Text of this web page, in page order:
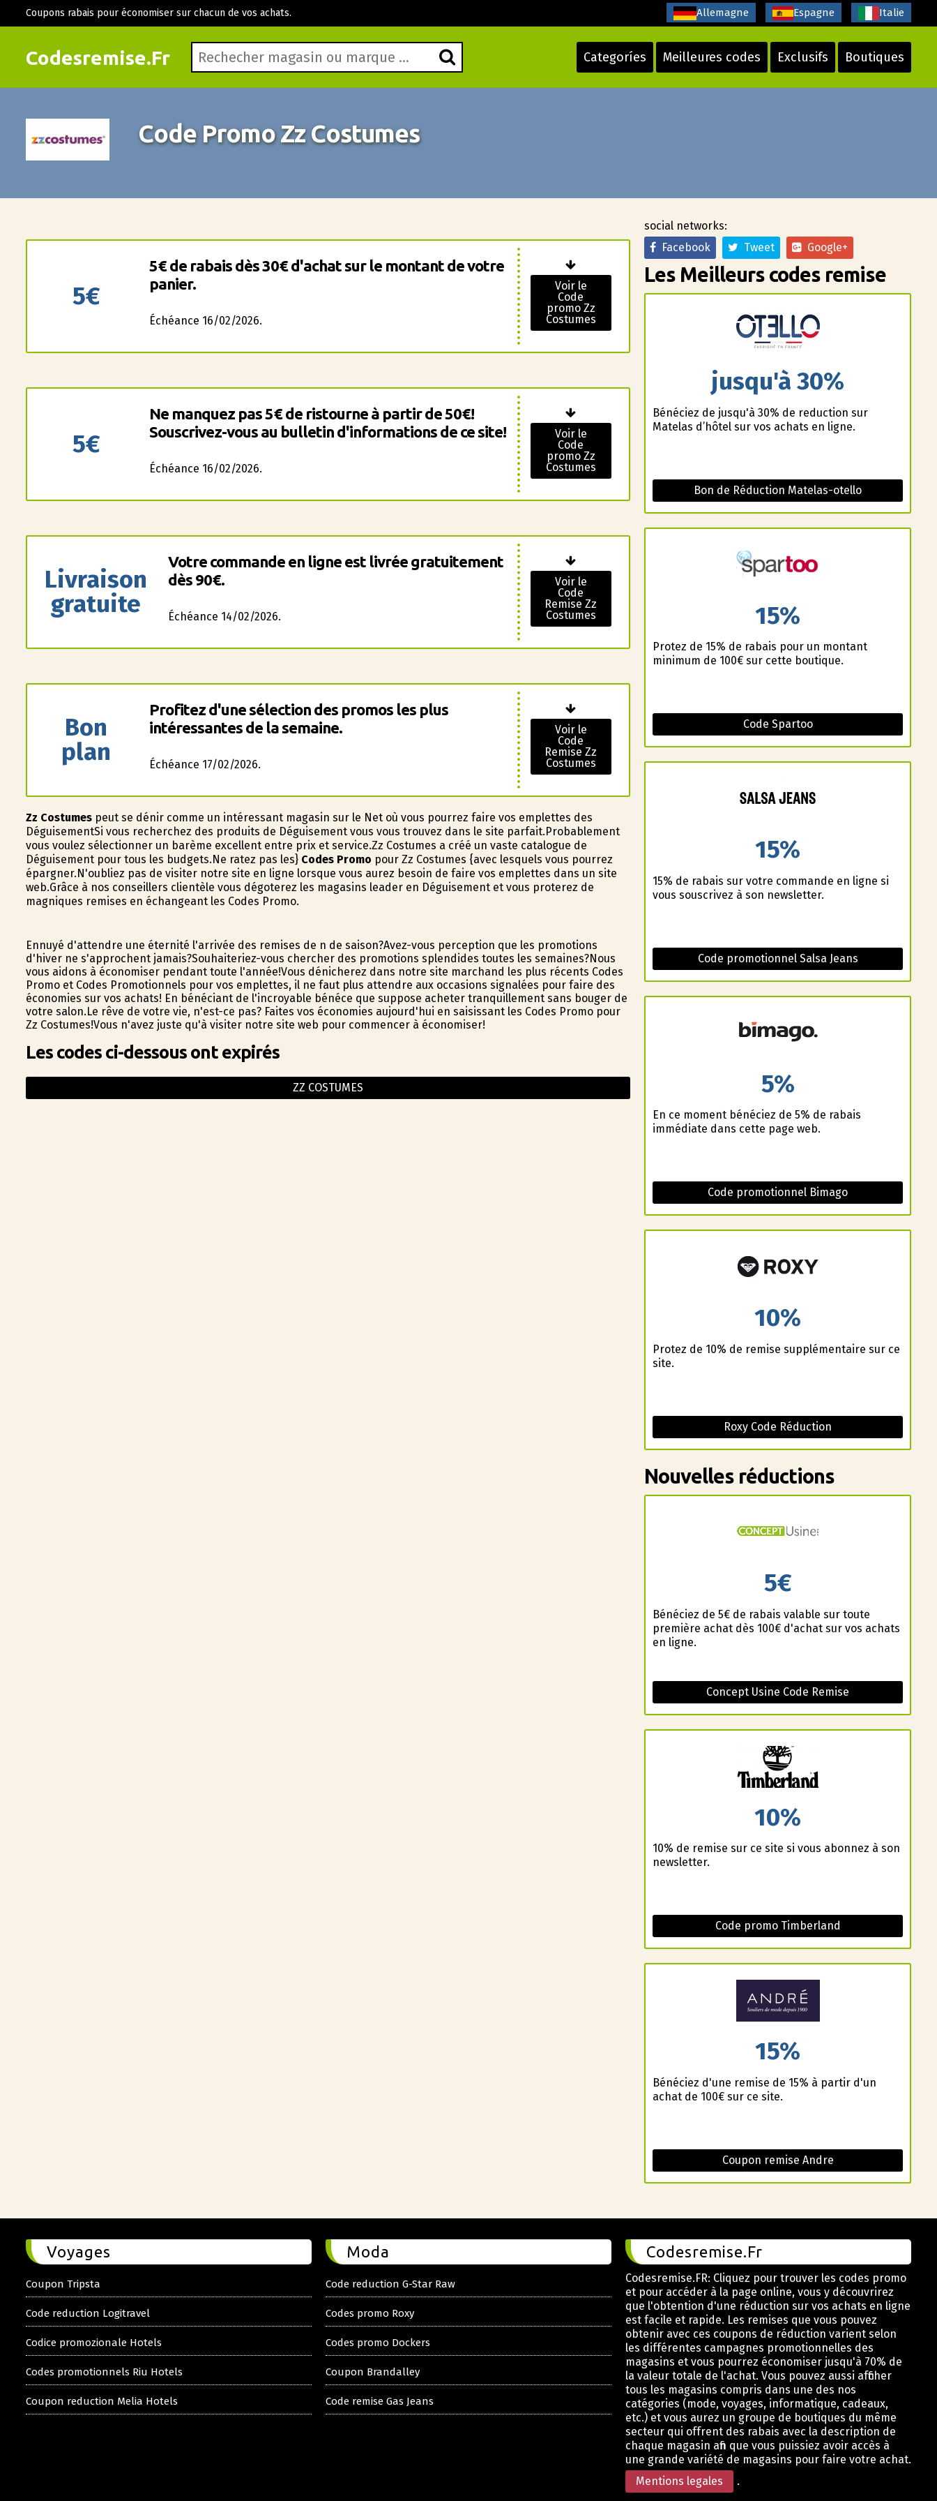
Codesremise.Fr Categoríes Meilleures codes Exclusifs Boutiques
Coupons rabais pour économiser sur chacun de vos achats. Allemagne Espagne Italie
Code Promo Zz Costumes
5€
5€ de rabais dès 30€ d'achat sur le montant de votre
panier.
Échéance 16/02/2026.
Voir le
Code
promo Zz
Costumes
5€
Ne manquez pas 5€ de ristourne à partir de 50€!
Souscrivez-vous au bulletin d'informations de ce site!
Échéance 16/02/2026.
Voir le
Code
promo Zz
Costumes
Livraison
gratuite
Votre commande en ligne est livrée gratuitement
dès 90€.
Échéance 14/02/2026.
Voir le
Code
Remise Zz
Costumes
Bon
plan
Profitez d'une sélection des promos les plus
intéressantes de la semaine.
Échéance 17/02/2026.
Voir le
Code
Remise Zz
Costumes
Zz Costumespeut se définir comme un intéressant magasin sur le Net où vous pourrez faire vos emplettes des
DéguisementSi vous recherchez des produits de Déguisement vous vous trouvez dans le site parfait.Probablement
vous voulez sélectionner un barème excellent entre prix et service.Zz Costumes a créé un vaste catalogue de
Déguisement pour tous les budgets.Ne ratez pas les} Codes Promo pour Zz Costumes {avec lesquels vous pourrez
épargner.N'oubliez pas de visiter notre site en ligne lorsque vous aurez besoin de faire vos emplettes dans un site
web.Grâce à nos conseillers clientèle vous dégoterez les magasins leader en Déguisement et vous profiterez de
magnifiques remises en échangeant les Codes Promo.
Ennuyé d'attendre une éternité l'arrivée des remises de fin de saison?Avez-vous perception que les promotions
d'hiver ne s'approchent jamais?Souhaiteriez-vous chercher des promotions splendides toutes les semaines?Nous
vous aidons à économiser pendant toute l'année!Vous dénicherez dans notre site marchand les plus récents Codes
Promo et Codes Promotionnels pour vos emplettes, il ne faut plus attendre aux occasions signalées pour faire des
économies sur vos achats! En bénéficiant de l'incroyable bénéfice que suppose acheter tranquillement sans bouger de
votre salon.Le rêve de votre vie, n'est-ce pas? Faites vos économies aujourd'hui en saisissant les Codes Promo pour
Zz Costumes!Vous n'avez juste qu'à visiter notre site web pour commencer à économiser!
Les codes ci-dessous ont expirés
ZZ COSTUMES
social networks:
Facebook
Tweet Google+
Les Meilleurs codes remise
jusqu'à 30%
Bénéficiez de jusqu'à 30% de reduction sur
Matelas d’hôtel sur vos achats en ligne.
Bon de Réduction Matelas-otello
15%
Profitez de 15% de rabais pour un montant
minimum de 100€ sur cette boutique.
Code Spartoo
15%
15% de rabais sur votre commande en ligne si
vous souscrivez à son newsletter.
Code promotionnel Salsa Jeans
5%
En ce moment bénéficiez de 5% de rabais
immédiate dans cette page web.
Code promotionnel Bimago
10%
Profitez de 10% de remise supplémentaire sur ce
site.
Roxy Code Réduction
Nouvelles réductions
5€
Bénéficiez de 5€ de rabais valable sur toute
première achat dès 100€ d'achat sur vos achats
en ligne.
Concept Usine Code Remise
10%
10% de remise sur ce site si vous abonnez à son
newsletter.
Code promo Timberland
15%
Bénéficiez d'une remise de 15% à partir d'un
achat de 100€ sur ce site.
Coupon remise Andre
Voyages
Coupon Tripsta
Code reduction Logitravel
Codice promozionale Hotels
Codes promotionnels Riu Hotels
Coupon reduction Melia Hotels
Moda
Code reduction G-Star Raw
Codes promo Roxy
Codes promo Dockers
Coupon Brandalley
Code remise Gas Jeans
Codesremise.Fr
Codesremise.FR: Cliquez pour trouver les codes promo
et pour accéder à la page online, vous y découvrirez
que l'obtention d'une réduction sur vos achats en ligne
est facile et rapide. Les remises que vous pouvez
obtenir avec ces coupons de réduction varient selon
les différentes campagnes promotionnelles des
magasins et vous pourrez économiser jusqu'à 70% de
la valeur totale de l'achat. Vous pouvez aussi afficher
tous les magasins compris dans une des nos
catégories (mode, voyages, informatique, cadeaux,
etc.) et vous aurez un groupe de boutiques du même
secteur qui offrent des rabais avec la description de
chaque magasin afin que vous puissiez avoir accès à
une grande variété de magasins pour faire votre achat.
Mentions legales
.